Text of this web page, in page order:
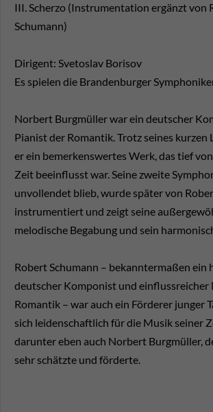
III. Scherzo (Instrumentation ergänzt von
Schumann)
Dirigent: Svetoslav Borisov
Es spielen die Brandenburger
Norbert Burgmüller war ein deutscher
Pianist der Romantik. Trotz seines kurzen
er ein bemerkenswertes Werk, das tief
Zeit beeinflusst war. Seine zweite
unvollendet blieb, wurde später von
instrumentiert und zeigt seine
melodische Begabung und sein
Robert Schumann – bekanntermaßen ein
deutscher Komponist und
Romantik – war auch ein Förderer junger
sich leidenschaftlich für die Musik seiner
darunter eben auch Norbert Burgmüller,
sehr schätzte und förderte.